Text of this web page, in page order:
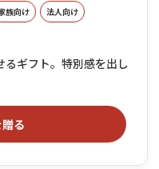
族向け 法人向け
るギフト。特別感を出し
る